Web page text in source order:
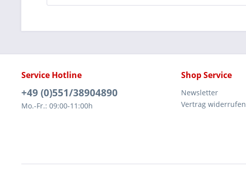
Service Hotline
+49 (0)551/38904890
Mo.-Fr.: 09:00-11:00h
Shop Service
Newsletter
Vertrag widerrufen